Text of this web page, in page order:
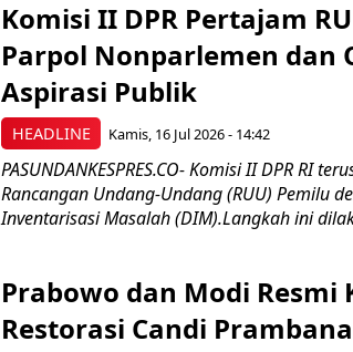
HEADLINE
Komisi II DPR Pertajam
Parpol Nonparlemen dan
Aspirasi Publik
Kamis, 16 Jul 2026 - 14:42
PASUNDANKESPRES.CO- Komisi II DPR RI
Rancangan Undang-Undang (RUU) Pemilu
Inventarisasi Masalah (DIM).Langkah ini
Prabowo dan Modi Resmi
Restorasi Candi